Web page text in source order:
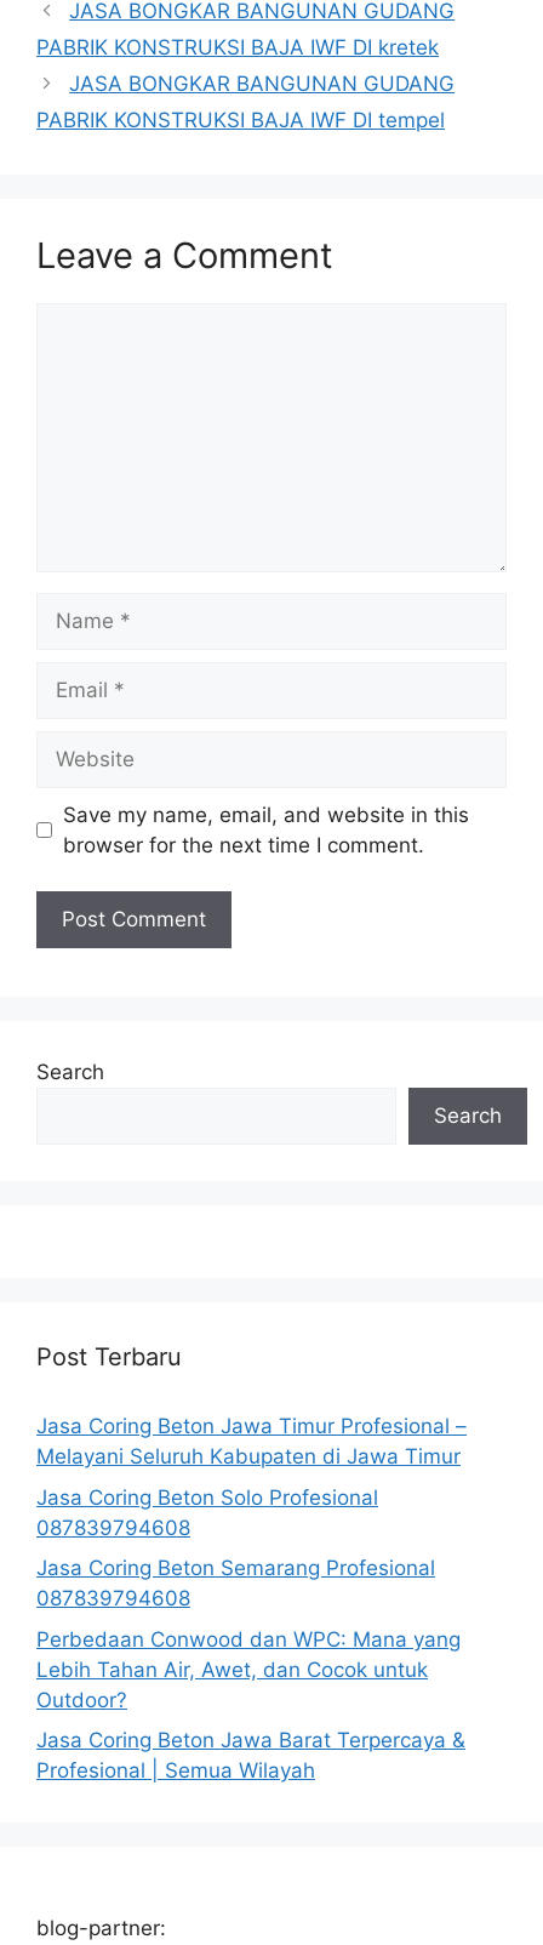
JASA BONGKAR BANGUNAN GUDANG
PABRIK KONSTRUKSI BAJA IWF DI kretek
JASA BONGKAR BANGUNAN GUDANG
PABRIK KONSTRUKSI BAJA IWF DI tempel
Leave a Comment
Save my name, email, and website in this
browser for the next time I comment.
Search
Search
Post Terbaru
Jasa Coring Beton Jawa Timur Profesional –
Melayani Seluruh Kabupaten di Jawa Timur
Jasa Coring Beton Solo Profesional
087839794608
Jasa Coring Beton Semarang Profesional
087839794608
Perbedaan Conwood dan WPC: Mana yang
Lebih Tahan Air, Awet, dan Cocok untuk
Outdoor?
Jasa Coring Beton Jawa Barat Terpercaya &
Profesional | Semua Wilayah
blog-partner: